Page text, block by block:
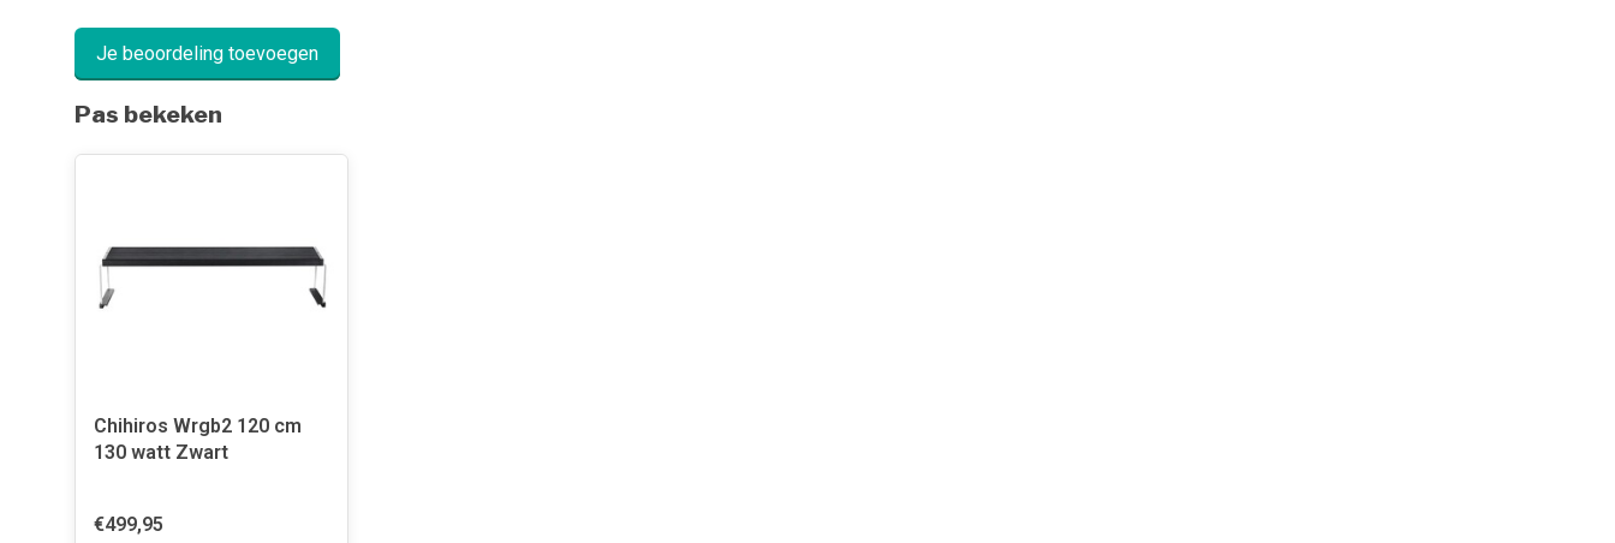
Je beoordeling toevoegen
Pas bekeken
Chihiros Wrgb2 120 cm
130 watt Zwart
€499,95